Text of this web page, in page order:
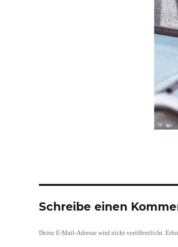
Schreibe einen
Deine E-Mail-Adresse wird nicht veröffentlicht.